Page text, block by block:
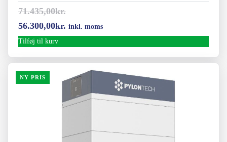
71.435,00kr.
Den
oprindelige
pris
var:
71.435,00kr..
56.300,00kr. Den
pris
56.300,00kr..
inkl. moms
Tilføj til kurv
NY PRIS